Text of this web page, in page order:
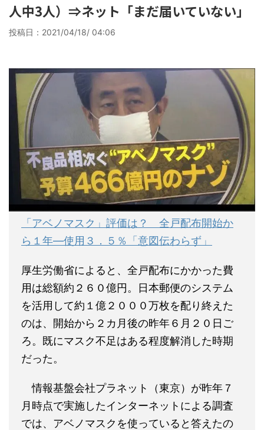
人中3人）⇒ネット「まだ届いていない」
投稿日： 2021/04/18/ 04:06
「アベノマスク」評価は？ 全戸配布開始か
ら１年―使用３．５％「意図伝わらず」
厚生労働省によると、全戸配布にかかった費
用は総額約２６０億円。日本郵便のシステム
を活用して約１億２０００万枚を配り終えた
のは、開始から２カ月後の昨年６月２０日ご
ろ。既にマスク不足はある程度解消した時期
だった。
情報基盤会社プラネット（東京）が昨年７
月時点で実施したインターネットによる調査
では、アベノマスクを使っていると答えたの